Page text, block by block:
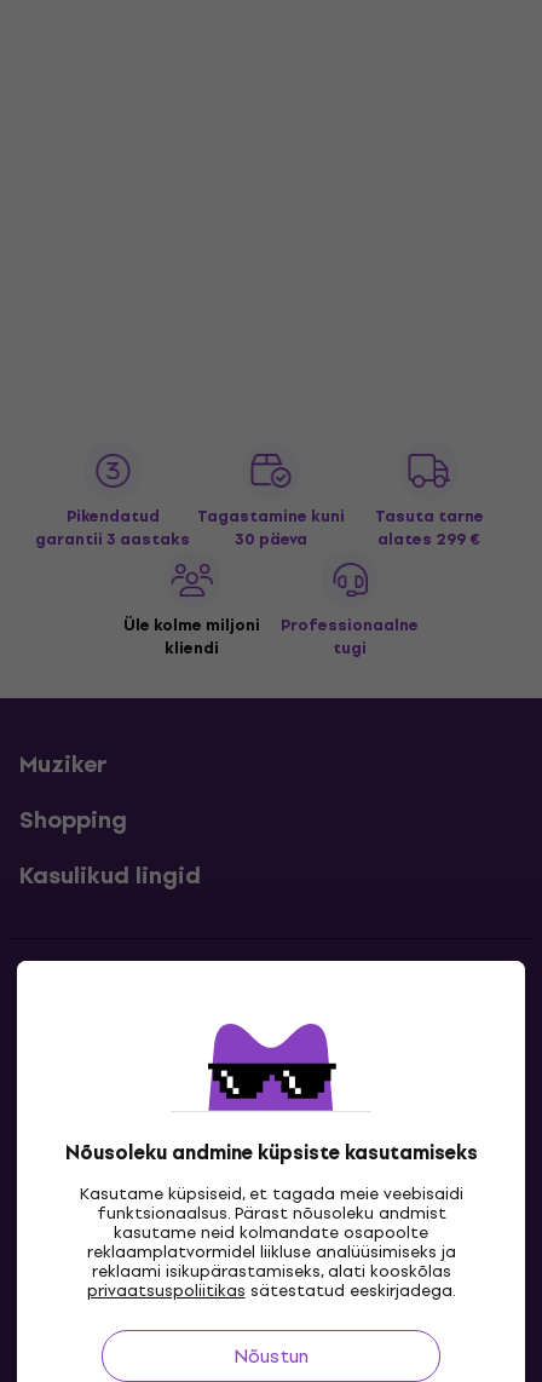
Nõusoleku andmine küpsiste kasutamiseks
Kasutame küpsiseid, et tagada meie veebisaidi
funktsionaalsus. Pärast nõusoleku andmist
kasutame neid kolmandate osapoolte
reklaamplatvormidel liikluse analüüsimiseks ja
reklaami isikupärastamiseks, alati kooskõlas
privaatsuspoliitikas sätestatud eeskirjadega.
Nõustun
Pikendatud
garantii 3 aastaks
Tagastamine kuni
30 päeva
Tasuta tarne
alates 299 €
Üle kolme miljoni
kliendi
Professionaalne
tugi
Muziker
Shopping
Kasulikud lingid
Kontaktandmed
EE